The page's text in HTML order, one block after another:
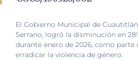
El Gobierno Municipal de
Serrano, logró la disminución en
durante enero de 2026, como
erradicar la violencia de género.